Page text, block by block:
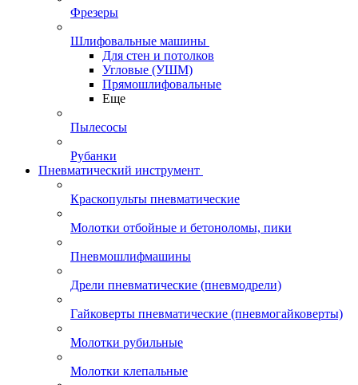
Фрезеры
Шлифовальные машины
Для стен и потолков
Угловые (УШМ)
Прямошлифовальные
Еще
Пылесосы
Рубанки
Пневматический инструмент
Краскопульты пневматические
Молотки отбойные и бетоноломы, пики
Пневмошлифмашины
Дрели пневматические (пневмодрели)
Гайковерты пневматические (пневмогайковерты)
Молотки рубильные
Молотки клепальные